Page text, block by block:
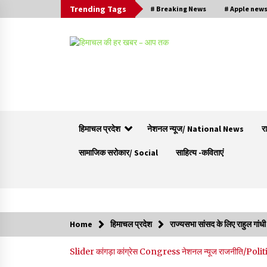
Trending Tags # Breaking News # Apple news
हिमाचल प्रदेश नेशनल न्यूज/ National News
सामाजिक सरोकार/ Social साहित्य -कविताएं
रेफ्रिजरेटेड वैन के लिए देगी 70 % सब्सिडी
Home हिमाचल प्रदेश राज्यसभा सांसद के लिए राहुल
Sliderकांगड़ाकांग्रेस Congressनेशनल न्यूजराजनीति/